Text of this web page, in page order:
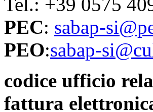
Tel.: +39 0575
PEC: sabap-
PEO:sabap-
codice ufficio
fattura